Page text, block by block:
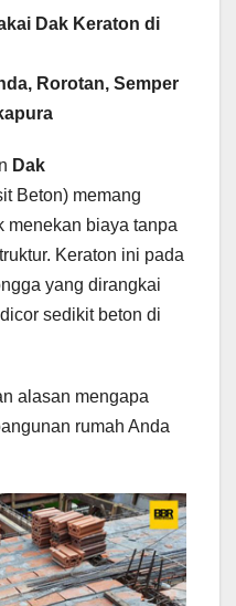
Dak Keraton di
Rorotan, Semper
Dak
Beton) memang
menekan biaya tanpa
Keraton ini pada
yang dirangkai
sedikit beton di
alasan mengapa
rumah Anda